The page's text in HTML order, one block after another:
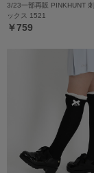
3/23一部再販 PINKHUNT
ックス 1521
￥759